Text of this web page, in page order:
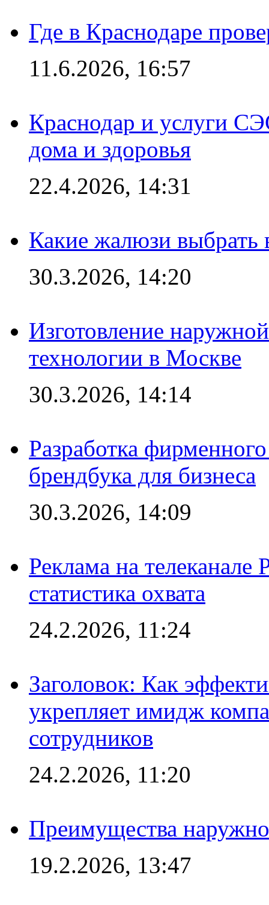
Где в Краснодаре
11.6.2026, 16:57
Краснодар и услуги
дома и здоровья
22.4.2026, 14:31
Какие жалюзи выбрать
30.3.2026, 14:20
Изготовление
технологии в Москве
30.3.2026, 14:14
Разработка
брендбука для бизнеса
30.3.2026, 14:09
Реклама на
статистика охвата
24.2.2026, 11:24
Заголовок: Как
укрепляет имидж
сотрудников
24.2.2026, 11:20
Преимущества
19.2.2026, 13:47